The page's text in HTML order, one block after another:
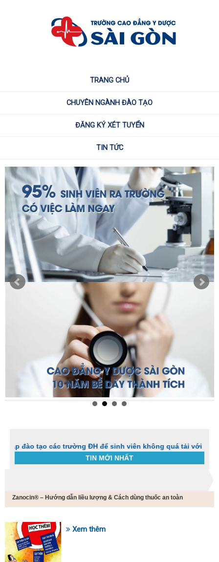
TRANG CHỦ
CHUYÊN NGÀNH ĐÀO TẠO
ĐĂNG KÝ XÉT TUYỂN
TIN TỨC
tạo các trường ĐH để sinh viên không quá tải với ngành Sư
TIN MỚI NHẤT
Zanocin® – Hướng dẫn liều lượng & Cách dùng thuốc an toàn
SỰ KIỆN HOT Xem thêm